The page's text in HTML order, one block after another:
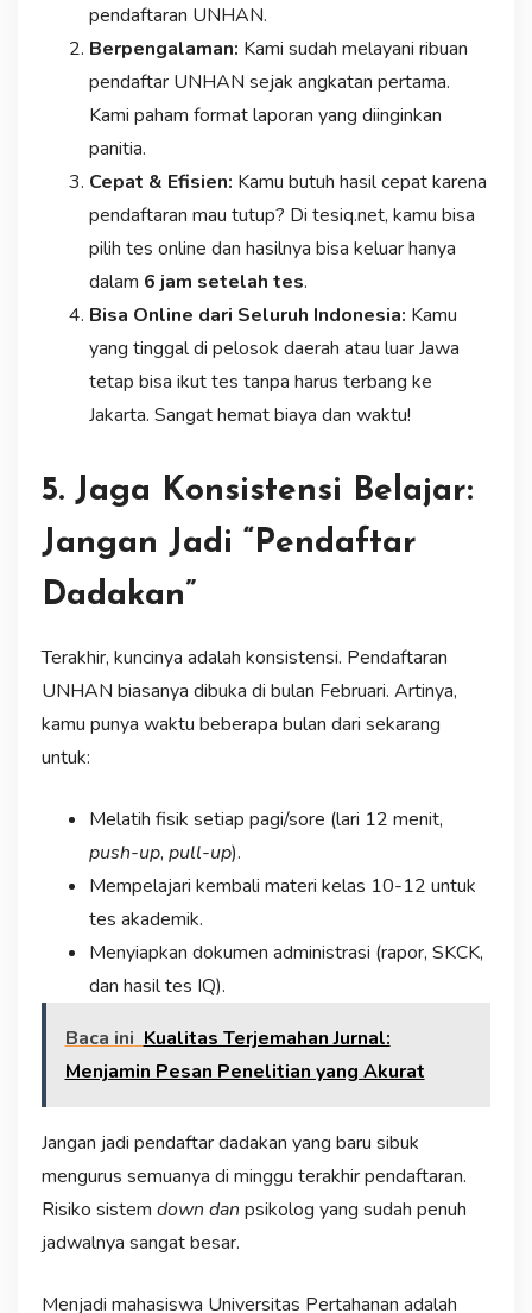
pendaftaran UNHAN.
Berpengalaman: Kami sudah melayani ribuan
pendaftar UNHAN sejak angkatan pertama.
Kami paham format laporan yang diinginkan
panitia.
Cepat & Efisien: Kamu butuh hasil cepat karena
pendaftaran mau tutup? Di tesiq.net, kamu bisa
pilih tes online dan hasilnya bisa keluar hanya
dalam 6 jam setelah tes.
Bisa Online dari Seluruh Indonesia: Kamu
yang tinggal di pelosok daerah atau luar Jawa
tetap bisa ikut tes tanpa harus terbang ke
Jakarta. Sangat hemat biaya dan waktu!
5. Jaga Konsistensi Belajar:
Jangan Jadi “Pendaftar
Dadakan”
Terakhir, kuncinya adalah konsistensi. Pendaftaran
UNHAN biasanya dibuka di bulan Februari. Artinya,
kamu punya waktu beberapa bulan dari sekarang
untuk:
Melatih fisik setiap pagi/sore (lari 12 menit,
push-up, pull-up).
Mempelajari kembali materi kelas 10-12 untuk
tes akademik.
Menyiapkan dokumen administrasi (rapor, SKCK,
dan hasil tes IQ).
Baca ini Kualitas Terjemahan Jurnal:
Menjamin Pesan Penelitian yang Akurat
Jangan jadi pendaftar dadakan yang baru sibuk
mengurus semuanya di minggu terakhir pendaftaran.
Risiko sistem down dan psikolog yang sudah penuh
jadwalnya sangat besar.
Menjadi mahasiswa Universitas Pertahanan adalah